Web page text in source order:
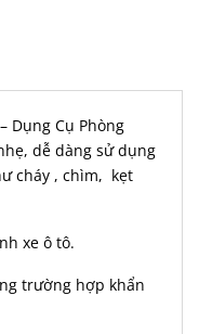
Dụng Cụ Phòng
dễ dàng sử dụng
cháy , chìm, kẹt
xe ô tô.
trường hợp khẩn